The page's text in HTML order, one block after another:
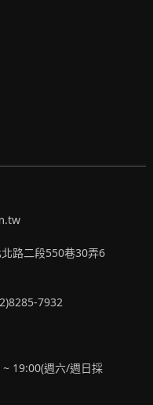
北路二段550巷30弄6
7932
~ 19:00(週六/週日採